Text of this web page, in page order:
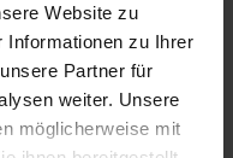
Website zu
Informationen zu Ihrer
Partner für
weiter. Unsere
möglicherweise mit